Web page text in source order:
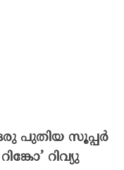
പുതിയ സൂപ്പർ
റിവ്യു